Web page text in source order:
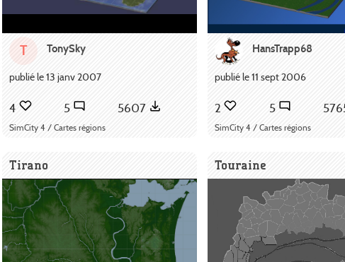
T TonySky
publié le 13 janv 2007
4 5 5607
SimCity 4 / Cartes régions
HansTrapp68
publié le 11 sept 2006
2 5
SimCity 4 / Cartes régions
Tirano Touraine